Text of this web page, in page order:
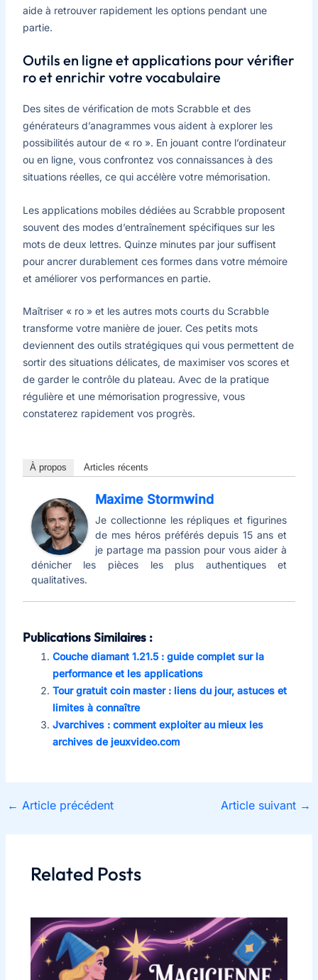
aide à retrouver rapidement les options pendant une
partie.
Outils en ligne et applications pour vérifier
ro et enrichir votre vocabulaire
Des sites de vérification de mots Scrabble et des
générateurs d’anagrammes vous aident à explorer les
possibilités autour de « ro ». En jouant contre l’ordinateur
ou en ligne, vous confrontez vos connaissances à des
situations réelles, ce qui accélère votre mémorisation.
Les applications mobiles dédiées au Scrabble proposent
souvent des modes d’entraînement spécifiques sur les
mots de deux lettres. Quinze minutes par jour suffisent
pour ancrer durablement ces formes dans votre mémoire
et améliorer vos performances en partie.
Maîtriser « ro » et les autres mots courts du Scrabble
transforme votre manière de jouer. Ces petits mots
deviennent des outils stratégiques qui vous permettent de
sortir des situations délicates, de maximiser vos scores et
de garder le contrôle du plateau. Avec de la pratique
régulière et une mémorisation progressive, vous
constaterez rapidement vos progrès.
À propos Articles récents
Maxime Stormwind
Je collectionne les répliques et figurines
de mes héros préférés depuis 15 ans et
je partage ma passion pour vous aider à
dénicher les pièces les plus authentiques et
qualitatives.
Publications Similaires :
Couche diamant 1.21.5 : guide complet sur la
performance et les applications
Tour gratuit coin master : liens du jour, astuces et
limites à connaître
Jvarchives : comment exploiter au mieux les
archives de jeuxvideo.com
← Article précédent Article suivant →
Related Posts